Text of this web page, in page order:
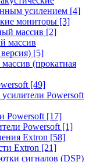
усилением [4]
мониторы [3]
массив [2]
массив
[5]
(прокатная
[49]
Powersoft
Powersoft [17]
Powersoft [1]
Extron [58]
Extron [21]
сигналов (DSP)